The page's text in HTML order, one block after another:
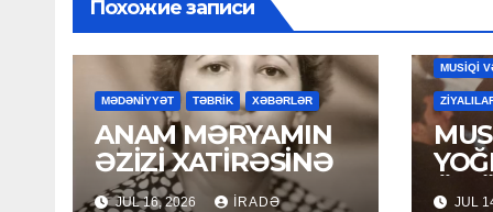
Похожие записи
MƏDƏNİYYƏT TƏBRİK XƏBƏRLƏR
ANAM MƏRYAMIN
ƏZİZİ XATİRƏSİNƏ
JUL 16, 2026 İRADƏ
MUSİQİ
JUL